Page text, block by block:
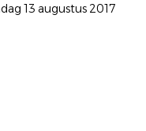
13 augustus 2017